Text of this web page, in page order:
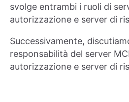
svolge entrambi i ruoli di
autorizzazione e server di
Successivamente,
responsabilità del server
autorizzazione e server di